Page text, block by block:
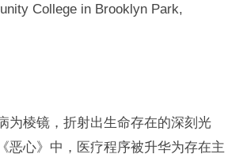
College in Brooklyn Park,
为棱镜，折射出生命存在的深刻光
恶心》中，医疗程序被升华为存在主